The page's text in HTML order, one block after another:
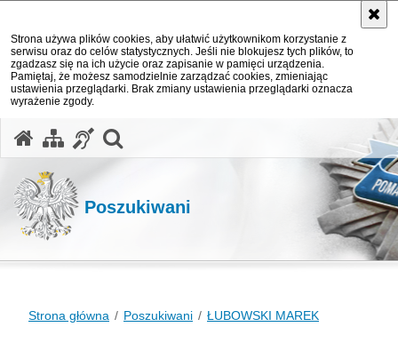
Strona używa plików cookies, aby ułatwić użytkownikom korzystanie z
serwisu oraz do celów statystycznych. Jeśli nie blokujesz tych plików, to
zgadzasz się na ich użycie oraz zapisanie w pamięci urządzenia.
Pamiętaj, że możesz samodzielnie zarządzać cookies, zmieniając
ustawienia przeglądarki. Brak zmiany ustawienia przeglądarki oznacza
wyrażenie zgody.
Poszukiwani
Strona główna Poszukiwani ŁUBOWSKI MAREK